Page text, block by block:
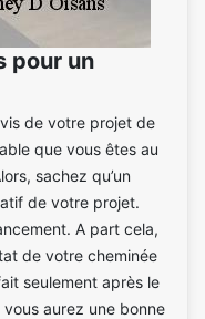
pour un
de votre projet de
que vous êtes au
sachez qu’un
de votre projet.
A part cela,
de votre cheminée
seulement après le
aurez une bonne